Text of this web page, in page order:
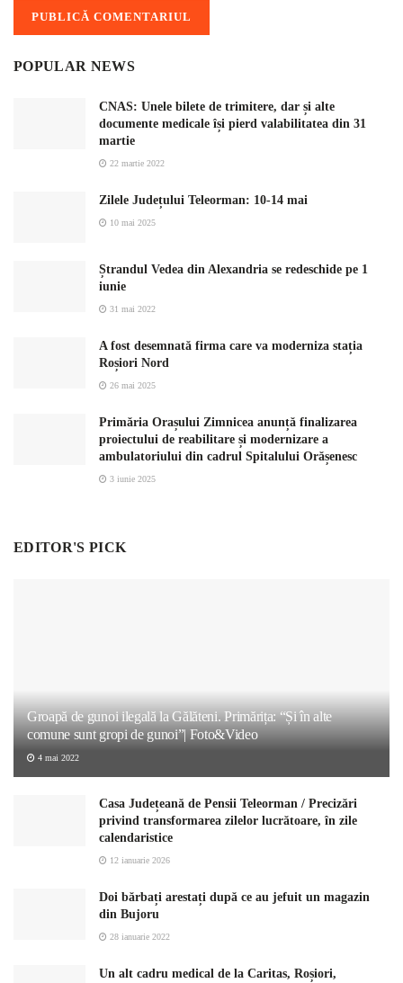
POPULAR NEWS
CNAS: Unele bilete de trimitere, dar și alte
documente medicale își pierd valabilitatea din 31
martie
22 martie 2022
Zilele Județului Teleorman: 10-14 mai
10 mai 2025
Ștrandul Vedea din Alexandria se redeschide pe 1
iunie
31 mai 2022
A fost desemnată firma care va moderniza stația
Roșiori Nord
26 mai 2025
Primăria Orașului Zimnicea anunță finalizarea
proiectului de reabilitare și modernizare a
ambulatoriului din cadrul Spitalului Orășenesc
3 iunie 2025
EDITOR'S PICK
Groapă de gunoi ilegală la Gălăteni. Primărița: “Și în alte
comune sunt gropi de gunoi”| Foto&Video
4 mai 2022
Casa Județeană de Pensii Teleorman / Precizări
privind transformarea zilelor lucrătoare, în zile
calendaristice
12 ianuarie 2026
Doi bărbați arestați după ce au jefuit un magazin
din Bujoru
28 ianuarie 2022
Un alt cadru medical de la Caritas, Roșiori,